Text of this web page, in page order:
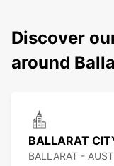
Discover
around
BALLARAT
BALLARAT -